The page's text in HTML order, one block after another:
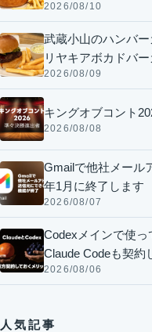
2026/08/10
武蔵小山のハンバー
リヤキアボカドバ
2026/08/09
キングオブコント
2026/08/08
Gmailで他社メール
年1月に終了します
2026/08/07
Codexメインで使
Claude Codeも契約
2026/08/06
人気記事